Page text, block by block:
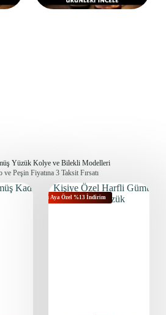
Yüzük Kolye ve Bilekli Modelleri
Peşin Fiyatına 3 Taksit Fırsatı
Bu Aya Özel %13 İndirim